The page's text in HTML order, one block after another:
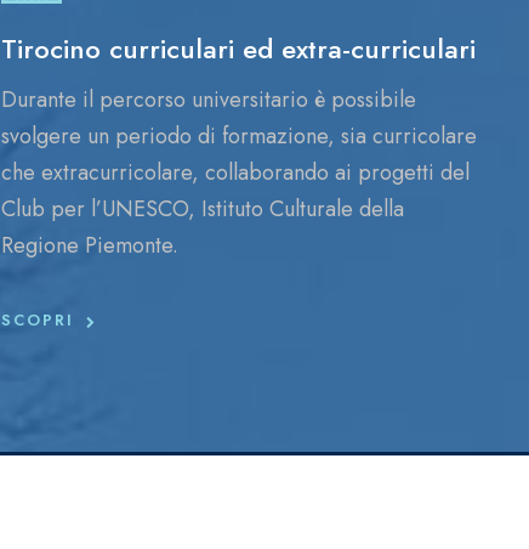
Tirocino curriculari ed extra-curriculari
Durante il percorso universitario è possibile
svolgere un periodo di formazione, sia curricolare
che extracurricolare, collaborando ai progetti del
Club per l’UNESCO, Istituto Culturale della
Regione Piemonte.
SCOPRI